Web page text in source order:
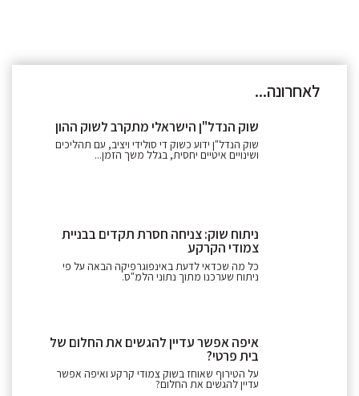
לאחרונה...
שוק הנדל"ן הישראלי מתקרב לשוק ההון
שוק הנדל"ן ידוע כשוק די סולידי ויציב, עם תהליכים
ושינויים איטיים יחסית, בגלל משך הזמן...
ניתוח שוק: צניחה חסרת תקדים בבניית
צמודי הקרקע
כל מה שכדאי לדעת באינפוגרפיקה הבאה על פי
ניתוח שערכנו מתוך נתוני הלמ"ס.
איפה אפשר עדיין להגשים את החלום של
בית פרטי?
על הטירוף שאוחז בשוק צמודי קרקע ואיפה אפשר
עדיין להגשים את החלום?